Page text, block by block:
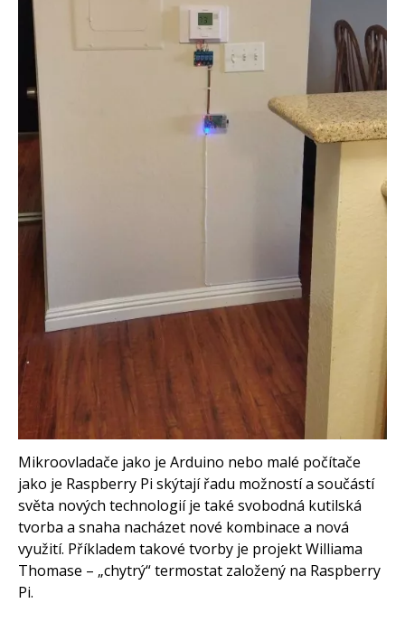
Arduino s Massimem Banzim
Arduino se Zbyškem Vodou
Arduino v příkladech
Arduino roboti
Tinylab
Videa
Mikroovladače jako je Arduino nebo malé počítače
jako je Raspberry Pi skýtají řadu možností a součástí
světa nových technologií je také svobodná kutilská
tvorba a snaha nacházet nové kombinace a nová
využití. Příkladem takové tvorby je projekt Williama
Thomase – „chytrý“ termostat založený na Raspberry
Pi.